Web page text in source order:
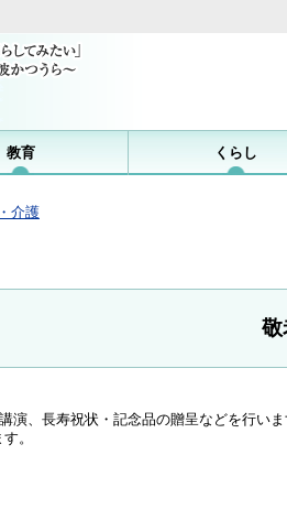
教育 くらし
介護
敬
演、長寿祝状・記念品の贈呈などを行いま
。